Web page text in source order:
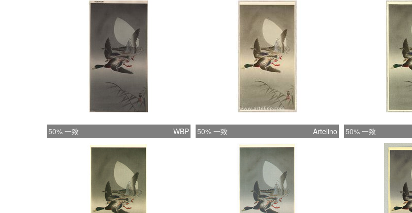
50% 一致 WBP 50% 一致 Artelino 50% 一致